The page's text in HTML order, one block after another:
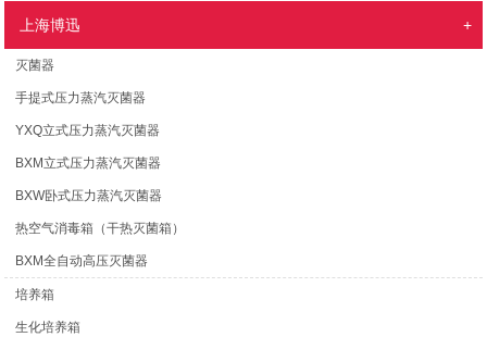
上海博迅 +
灭菌器
手提式压力蒸汽灭菌器
YXQ立式压力蒸汽灭菌器
BXM立式压力蒸汽灭菌器
BXW卧式压力蒸汽灭菌器
热空气消毒箱（干热灭菌箱）
BXM全自动高压灭菌器
培养箱
生化培养箱